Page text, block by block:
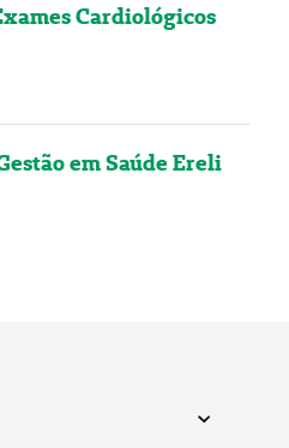
Cardiológicos
em Saúde Ereli